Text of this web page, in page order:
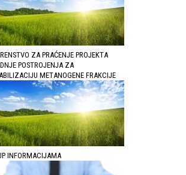
ZA PRAĆENJE PROJEKTA
POSTROJENJA ZA
METANOGENE FRAKCIJE
INFORMACIJAMA